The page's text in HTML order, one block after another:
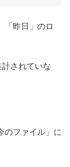
「昨日」のロ
されていな
のファイル」に